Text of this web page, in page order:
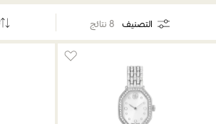
التصنيف 8 نتائج